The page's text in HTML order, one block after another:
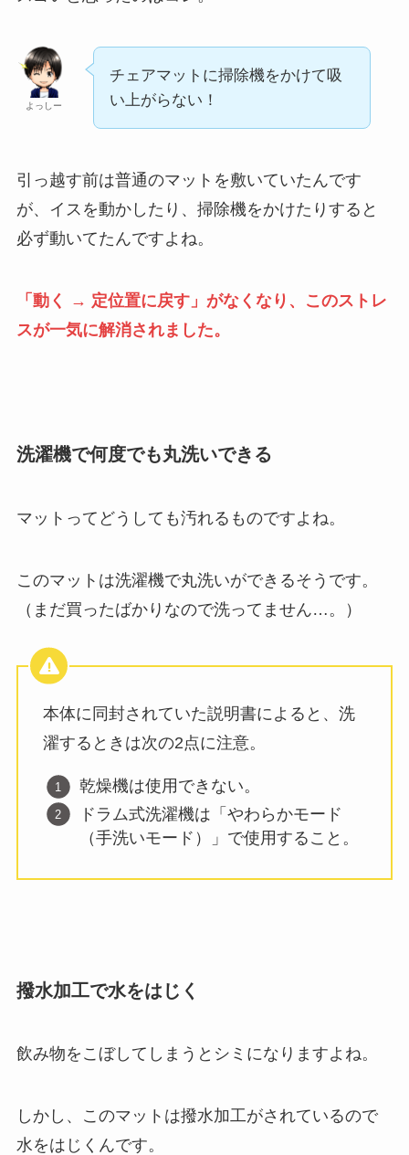
よっしー
チェアマットに掃除機をかけて吸
い上がらない！
引っ越す前は普通のマットを敷いていたんです
が、イスを動かしたり、掃除機をかけたりすると
必ず動いてたんですよね。
「動く → 定位置に戻す」がなくなり、このストレ
スが一気に解消されました。
洗濯機で何度でも丸洗いできる
マットってどうしても汚れるものですよね。
このマットは洗濯機で丸洗いができるそうです。
（まだ買ったばかりなので洗ってません…。）
本体に同封されていた説明書によると、洗
濯するときは次の2点に注意。
乾燥機は使用できない。
ドラム式洗濯機は「やわらかモード
（手洗いモード）」で使用すること。
撥水加工で水をはじく
飲み物をこぼしてしまうとシミになりますよね。
しかし、このマットは撥水加工がされているので
水をはじくんです。